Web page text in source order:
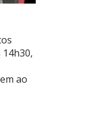
ao